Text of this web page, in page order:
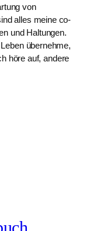
von
alles meine co-
und Haltungen.
übernehme,
höre auf, andere